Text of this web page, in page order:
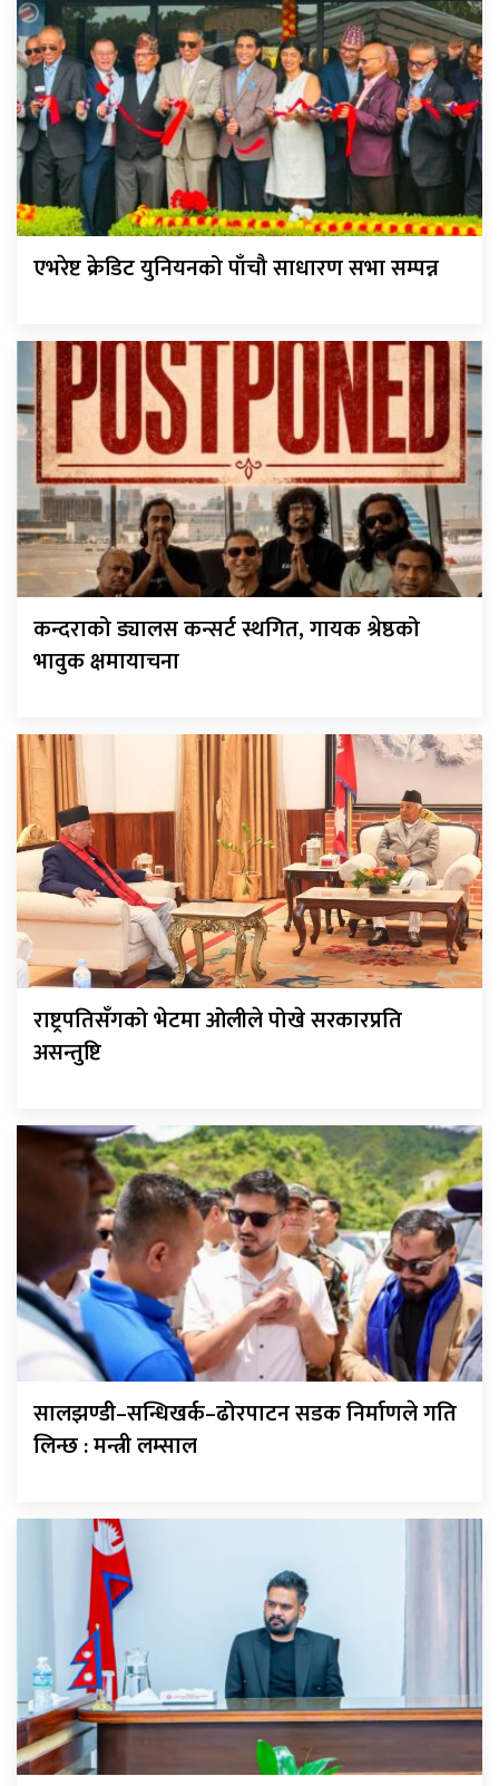
एभरेष्ट क्रेडिट युनियनको पाँचौ साधारण सभा सम्पन्न
कन्दराको ड्यालस कन्सर्ट स्थगित, गायक श्रेष्ठको
भावुक क्षमायाचना
राष्ट्रपतिसँगको भेटमा ओलीले पोखे सरकारप्रति
असन्तुष्टि
सालझण्डी–सन्धिखर्क–ढोरपाटन सडक निर्माणले गति
लिन्छ : मन्त्री लम्साल